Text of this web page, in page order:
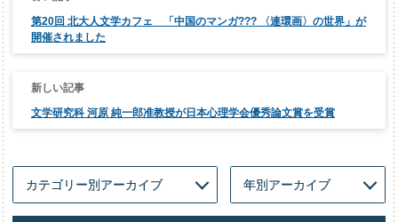
第20回 北大人文学カフェ 「中国のマンガ??? 〈連環画〉の世界」が
開催されました
文学研究科 河原 純一郎准教授が日本心理学会優秀論文賞を受賞